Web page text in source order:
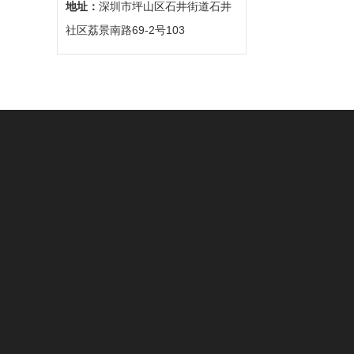
地址： 深圳市坪山区石井街道石井
社区荔景南路69-2号103